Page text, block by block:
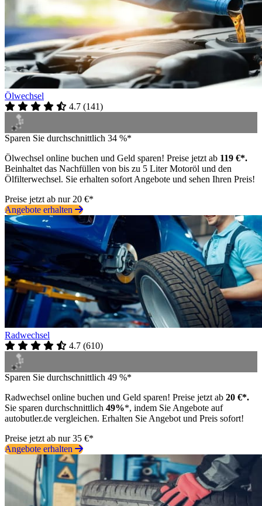
Ölwechsel
4.7 (141)
Sparen Sie durchschnittlich 34 %*
Ölwechsel online buchen und Geld sparen! Preise jetzt ab 119 €*.
Beinhaltet das Nachfüllen von bis zu 5 Liter Motoröl und den
Ölfilterwechsel. Sie erhalten sofort Angebote und sehen Ihren Preis!
Preise jetzt ab nur 20 €*
Angebote erhalten
Radwechsel
4.7 (610)
Sparen Sie durchschnittlich 49 %*
Radwechsel online buchen und Geld sparen! Preise jetzt ab 20 €*.
Sie sparen durchschnittlich 49%*, indem Sie Angebote auf
autobutler.de vergleichen. Erhalten Sie Angebot und Preis sofort!
Preise jetzt ab nur 35 €*
Angebote erhalten